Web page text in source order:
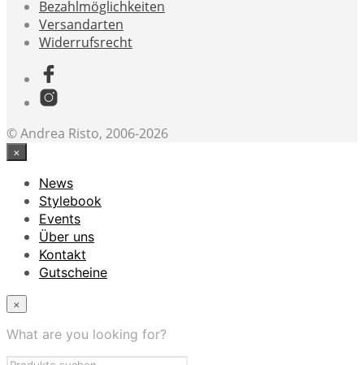
Bezahlmöglichkeiten
Versandarten
Widerrufsrecht
© Andrea Risto, 2006-2026
×
News
Stylebook
Events
Über uns
Kontakt
Gutscheine
×
What are you looking for?